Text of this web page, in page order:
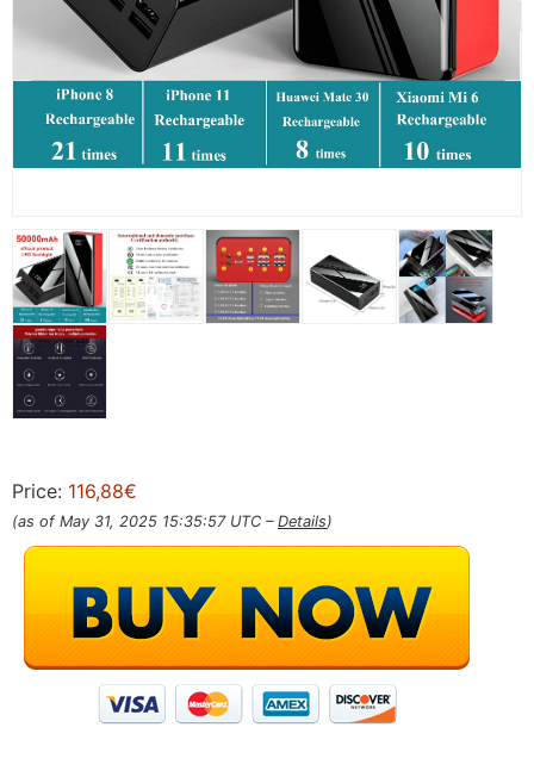
Price: 116,88€
(as of May 31, 2025 15:35:57 UTC – Details)